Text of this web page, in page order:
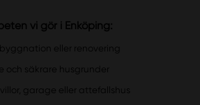
vi gör i Enköping:
eller renovering
och säkrare husgrunder
garage eller attefallshus